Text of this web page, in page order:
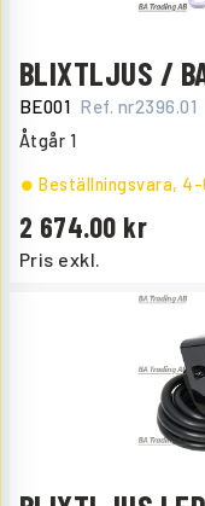
BLIXTLJUS /
BE001 Ref. nr2396.01
Åtgår 1
Pris exkl.
2 674.00
Beställningsvara, 4-